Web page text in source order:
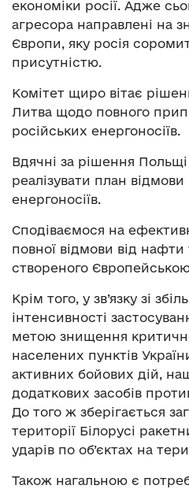
економіки росії. Адже
агресора направлені на
Європи, яку росія
присутністю.
Комітет щиро вітає
Литва щодо повного
російських енергоносіїв.
Вдячні за рішення
реалізувати план відмови
енергоносіїв.
Сподіваємося на
повної відмови від нафти
створеного
Крім того, у зв’язку зі
інтенсивності
метою знищення
населених пунктів
активних бойових дій,
додаткових засобів
До того ж зберігається
території Білорусі
ударів по об’єктах на
Також нагальною є